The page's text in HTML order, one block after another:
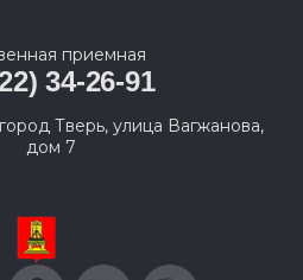
приемная
34-26-91
Тверь, улица Вагжанова,
дом 7